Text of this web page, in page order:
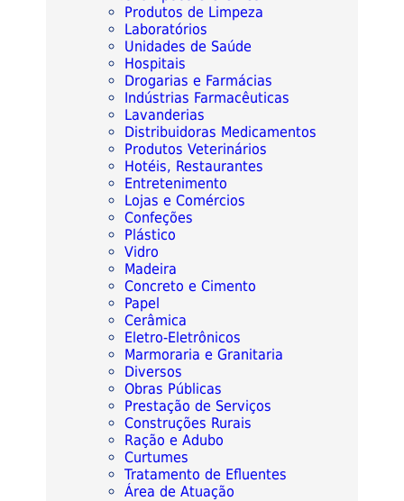
Produtos de Limpeza
Laboratórios
Unidades de Saúde
Hospitais
Drogarias e Farmácias
Indústrias Farmacêuticas
Lavanderias
Distribuidoras Medicamentos
Produtos Veterinários
Hotéis, Restaurantes
Entretenimento
Lojas e Comércios
Confeções
Plástico
Vidro
Madeira
Concreto e Cimento
Papel
Cerâmica
Eletro-Eletrônicos
Marmoraria e Granitaria
Diversos
Obras Públicas
Prestação de Serviços
Construções Rurais
Ração e Adubo
Curtumes
Tratamento de Efluentes
Área de Atuação